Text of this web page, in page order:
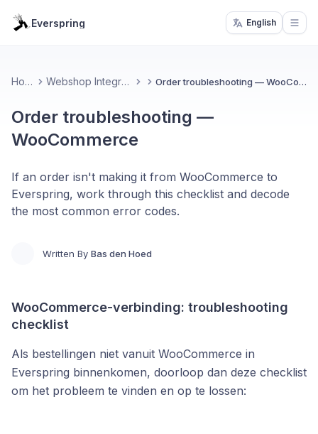
Everspring English
Home Webshop Integrations Order troubleshooting — WooCommerce
Order troubleshooting —
WooCommerce
If an order isn't making it from WooCommerce to
Everspring, work through this checklist and decode
the most common error codes.
Written By Bas den Hoed
WooCommerce-verbinding: troubleshooting
checklist
Als bestellingen niet vanuit WooCommerce in
Everspring binnenkomen, doorloop dan deze checklist
om het probleem te vinden en op te lossen: